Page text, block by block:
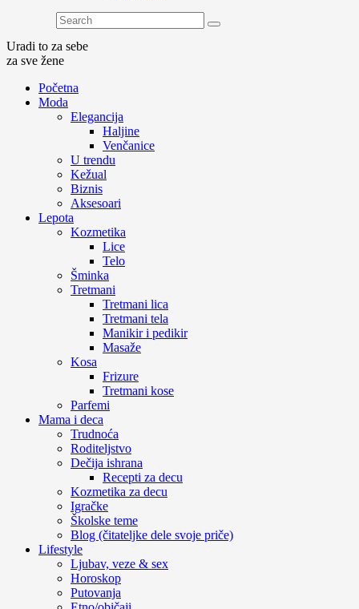
Uradi to za sebe
za sve žene
Početna
Moda
Elegancija
Haljine
Venčanice
U trendu
Kežual
Biznis
Aksesoari
Lepota
Kozmetika
Lice
Telo
Šminka
Tretmani
Tretmani lica
Tretmani tela
Manikir i pedikir
Masaže
Kosa
Frizure
Tretmani kose
Parfemi
Mama i deca
Trudnoća
Roditeljstvo
Dečija ishrana
Recepti za decu
Kozmetika za decu
Igračke
Školske teme
Blog (čitateljke dele svoje priče)
Lifestyle
Ljubav, veze & sex
Horoskop
Putovanja